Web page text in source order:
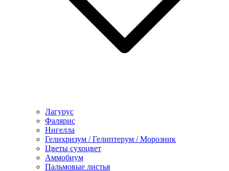
Лагурус
Фалярис
Нигелла
Гелихризум / Гелиптерум / Морозник
Цветы сухоцвет
Аммобиум
Пальмовые листья